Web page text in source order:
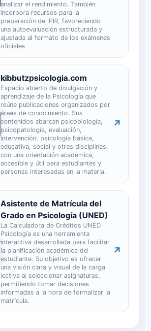
analizar el rendimiento. También
incorpora recursos para la
preparación del PIR, favoreciendo
una autoevaluación estructurada y
ajustada al formato de los exámenes
oficiales
kibbutzpsicologia.com
Espacio abierto de divulgación y
aprendizaje de la Psicología que
reúne publicaciones organizados por
áreas de conocimiento. Sus
contenidos abarcan psicobiología,
psicopatología, evaluación,
intervención, psicología básica,
educativa, social y otras disciplinas,
con una orientación académica,
accesible y útil para estudiantes y
personas interesadas en la materia.
↗
Asistente de Matrícula del
Grado en Psicología (UNED)
La Calculadora de Créditos UNED
Psicología es una herramienta
interactiva desarrollada para facilitar
la planificación académica del
estudiante. Su objetivo es ofrecer
una visión clara y visual de la carga
lectiva al seleccionar asignaturas,
permitiendo tomar decisiones
informadas a la hora de formalizar la
matrícula.
↗